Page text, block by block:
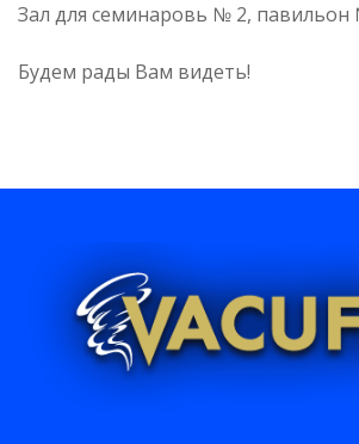
Зал для семинаровь № 2, павильон
Будем рады Вам видеть!